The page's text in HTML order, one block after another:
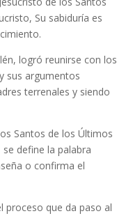
Su sabiduría es
logró reunirse con los
sus argumentos
terrenales y siendo
Santos de los Últimos
define la palabra
o confirma el
proceso que da paso al